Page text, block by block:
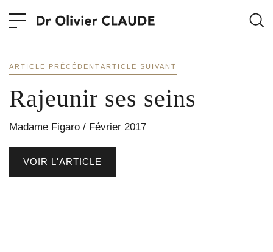
ARTICLE PRÉCÉDENTARTICLE SUIVANT
Rajeunir ses seins
Madame Figaro / Février 2017
VOIR L'ARTICLE